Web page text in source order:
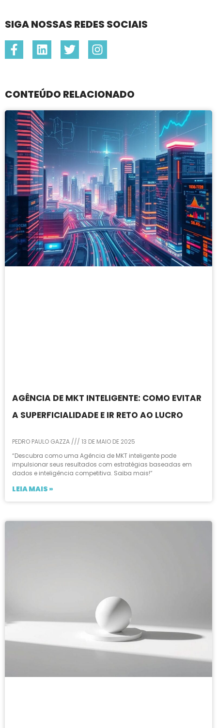
SIGA NOSSAS REDES SOCIAIS
CONTEÚDO RELACIONADO
AGÊNCIA DE MKT INTELIGENTE: COMO EVITAR
A SUPERFICIALIDADE E IR RETO AO LUCRO
PEDRO PAULO GAZZA
13 DE MAIO DE 2025
“Descubra como uma Agência de MKT inteligente pode
impulsionar seus resultados com estratégias baseadas em
dados e inteligência competitiva. Saiba mais!”
LEIA MAIS »